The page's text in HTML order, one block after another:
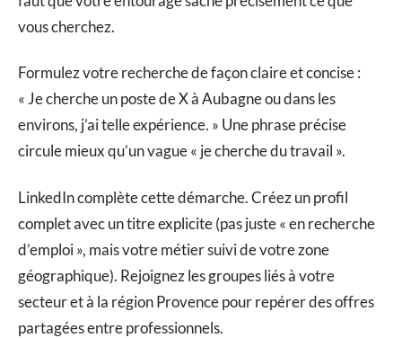
vous cherchez.
Formulez votre recherche de façon claire et concise :
« Je cherche un poste de X à Aubagne ou dans les
environs, j’ai telle expérience. » Une phrase précise
circule mieux qu’un vague « je cherche du travail ».
LinkedIn complète cette démarche. Créez un profil
complet avec un titre explicite (pas juste « en recherche
d’emploi », mais votre métier suivi de votre zone
géographique). Rejoignez les groupes liés à votre
secteur et à la région Provence pour repérer des offres
partagées entre professionnels.